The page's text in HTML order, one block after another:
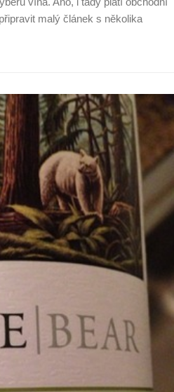
malý článek s několika